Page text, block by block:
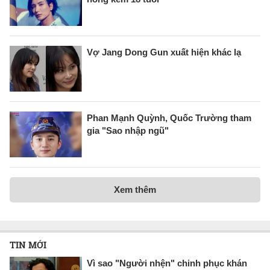
Vợ Jang Dong Gun xuất hiện khác lạ
Phan Mạnh Quỳnh, Quốc Trường tham
gia "Sao nhập ngũ"
Xem thêm
TIN MỚI
Vì sao "Người nhện" chinh phục khán